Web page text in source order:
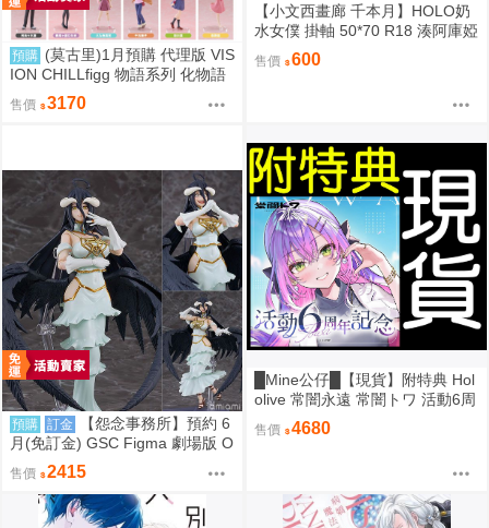
預購 (莫古里)1月預購 代理版 VIS
ION CHILLfigg 物語系列 化物語
中盒 BOX6入 免訂金
售價 3170
【小文西畫廊 千本月】HOLO奶
水女僕 掛軸 50*70 R18 湊阿庫婭
阿夸 沙花叉 虎鯨 雪花菈米 塞萊
希·法娜 Fauna 白銀諾艾爾 團長
娜·惑星諾瓦 Moona【FF47場前
售價 600
預購 訂金
【怨念事務所】預約 6
月(免訂金) GSC Figma 劇場版 O
VERLORD 聖王國篇 雅兒貝德 0
913
售價 2415
█Mine公仔█【現貨】附特典 Hol
olive 常闇永遠 常闇トワ 活動6周
年記念 六週年 紀念 套組 立牌 外
套
售價 4680